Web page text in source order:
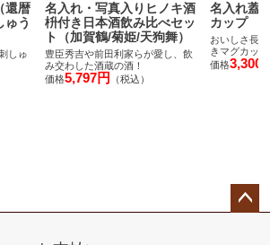
還暦
ゅう
しゅ
名入れ・写真入りヒノキ酒
枡付き日本酒飲み比べセッ
ト（加賀鶴/菊姫/天狗舞）
豊臣秀吉や前田利家らが愛し、飲
み交わした酒蔵の酒！
価格5,797円 （税込）
名入れ蓋
カップ
おいしさ長
きマグカップ
価格3,300